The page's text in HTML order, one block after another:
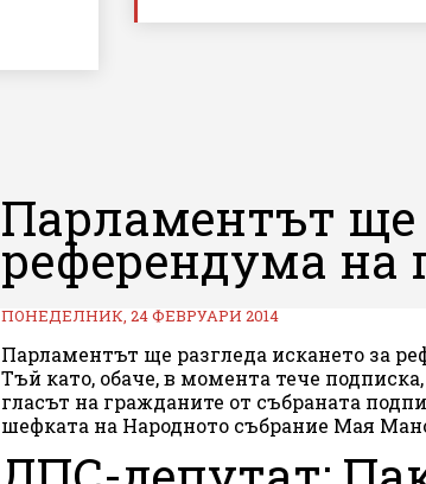
Парламентът ще
референдума на
ПОНЕДЕЛНИК, 24 ФЕВРУАРИ 2014
Парламентът ще разгледа искането за
Тъй като, обаче, в момента тече
гласът на гражданите от събраната
шефката на Народното събрание Мая